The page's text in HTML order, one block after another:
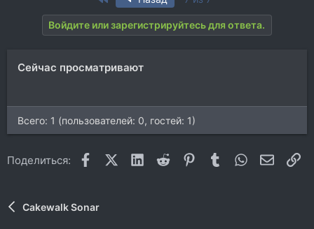
Войдите или зарегистрируйтесь для ответа.
Сейчас просматривают
Всего: 1 (пользователей: 0, гостей: 1)
Поделиться: FacebookX (Twitter)
LinkedIn
Reddit Pinterest
Tumblr WhatsApp
Cakewalk Sonar